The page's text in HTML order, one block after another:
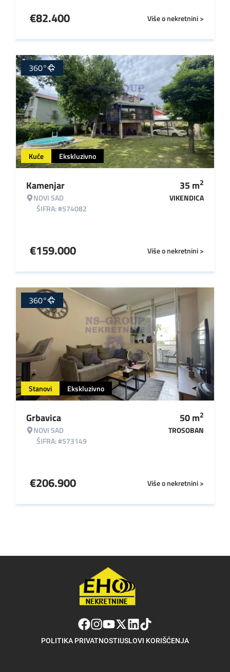
Više o nekretnini >
€82.400
Kuće Ekskluzivno
360°
Kamenjar
NOVI SAD
ŠIFRA: #574082
35m2
VIKENDICA
Više o nekretnini >
€159.000
Stanovi Ekskluzivno
360°
Grbavica
NOVI SAD
ŠIFRA: #573149
50m2
TROSOBAN
Više o nekretnini >
€206.900
POLITIKA PRIVATNOSTIUSLOVI KORIŠĆENJA